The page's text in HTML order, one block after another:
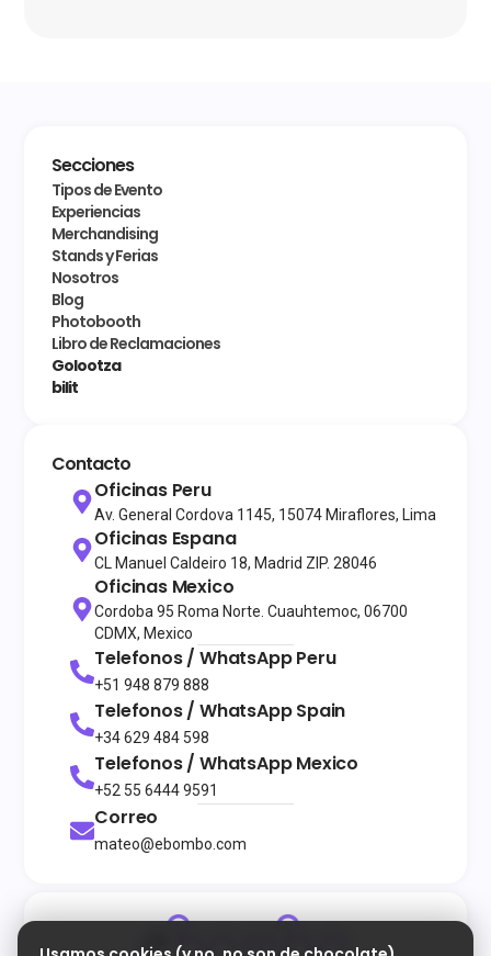
Secciones
Tipos de Evento
Experiencias
Merchandising
Stands y Ferias
Nosotros
Blog
Photobooth
Libro de Reclamaciones
Golootza
bilit
Contacto
Oficinas Peru
Av. General Cordova 1145, 15074 Miraflores, Lima
Oficinas Espana
CL Manuel Caldeiro 18, Madrid ZIP. 28046
Oficinas Mexico
Cordoba 95 Roma Norte. Cuauhtemoc, 06700
CDMX, Mexico
Telefonos / WhatsAppPeru
+51 948 879 888
Telefonos / WhatsAppSpain
+34 629 484 598
Telefonos / WhatsAppMexico
+52 55 6444 9591
Correo
mateo@ebombo.com